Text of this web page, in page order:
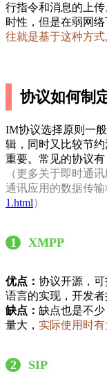
行指令和消息的上
时性，但是在弱网
往就是基于这种方式
协议如何制
IM协议选择原则一
辑，同时又比较节
重要。常见的协议有
（更多关于即时通
通讯应用的数据传输
1.html）
1 XMPP
优点： 协议开源，
语言的实现，开发者
缺点： 缺点也是不
量大， 实际使用时
2 SIP